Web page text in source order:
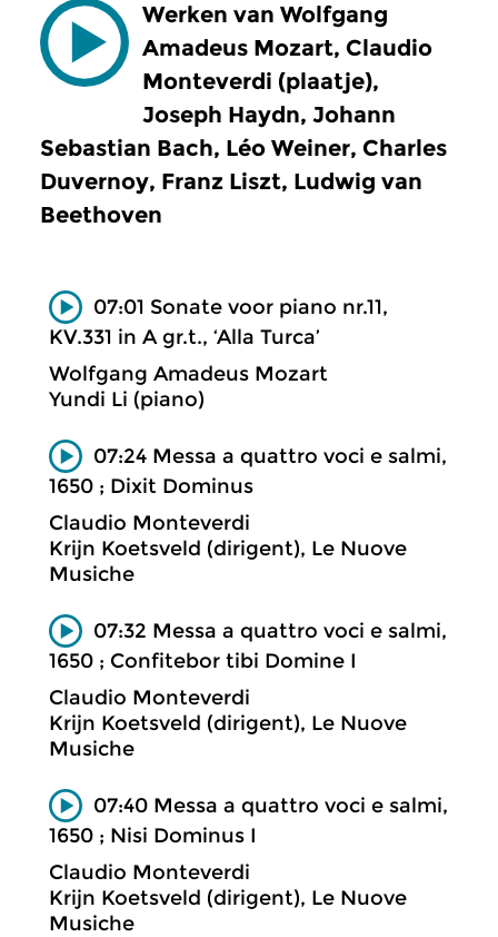
Werken van Wolfgang
Amadeus Mozart, Claudio
Monteverdi (plaatje),
Joseph Haydn, Johann
Sebastian Bach, Léo Weiner, Charles
Duvernoy, Franz Liszt, Ludwig van
Beethoven
07:01 Sonate voor piano nr.11,
KV.331 in A gr.t., ‘Alla Turca’
Wolfgang Amadeus Mozart
Yundi Li (piano)
07:24 Messa a quattro voci e salmi,
1650 ; Dixit Dominus
Claudio Monteverdi
Krijn Koetsveld (dirigent), Le Nuove
Musiche
07:32 Messa a quattro voci e salmi,
1650 ; Confitebor tibi Domine I
Claudio Monteverdi
Krijn Koetsveld (dirigent), Le Nuove
Musiche
07:40 Messa a quattro voci e salmi,
1650 ; Nisi Dominus I
Claudio Monteverdi
Krijn Koetsveld (dirigent), Le Nuove
Musiche